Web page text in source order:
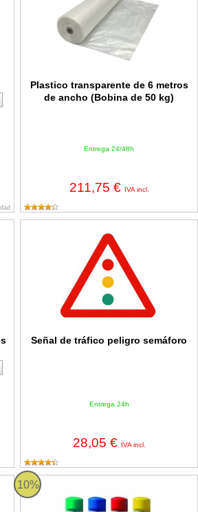
Plastico transparente de 6 metros
de ancho (Bobina de 50 kg)
Entrega 24/48h
211,75 € IVA incl.
Señal de tráfico peligro semáforo
Entrega 24h
28,05 € IVA incl.
10%
Hito de balizamiento y señalización H-75